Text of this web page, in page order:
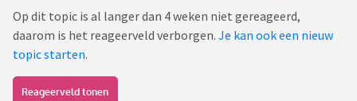
Op dit topic is al langer dan 4 weken niet gereageerd,
daarom is het reageerveld verborgen. Je kan ook een nieuw
topic starten.
Reageerveld tonen